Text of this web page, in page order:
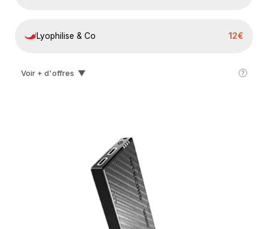
Lyophilise & Co 12€
Decathlon 29€
Voir + d'offres ▼